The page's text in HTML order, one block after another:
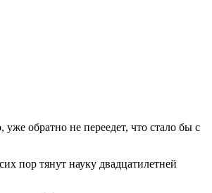
обратно не переедет, что стало бы с
пор тянут науку двадцатилетней